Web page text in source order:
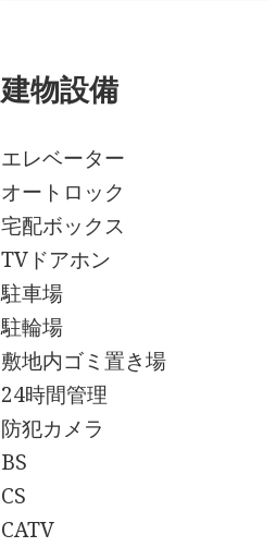
建物設備
エレベーター
オートロック
宅配ボックス
TVドアホン
駐車場
駐輪場
敷地内ゴミ置き場
24時間管理
防犯カメラ
BS
CS
CATV